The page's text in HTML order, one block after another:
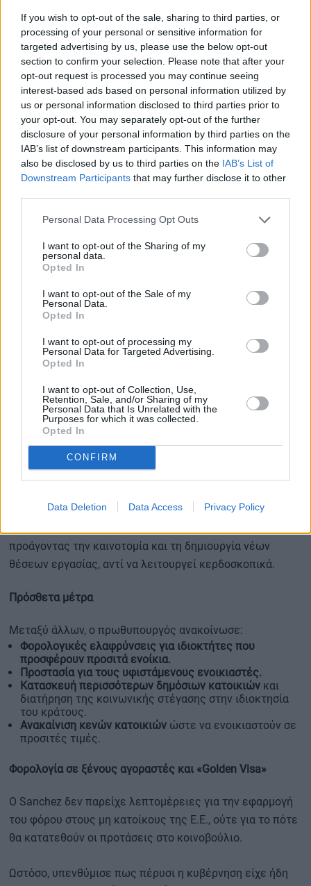
If you wish to opt-out of the sale, sharing to third parties, or
processing of your personal or sensitive information for
targeted advertising by us, please use the below opt-out
section to confirm your selection. Please note that after your
opt-out request is processed you may continue seeing
interest-based ads based on personal information utilized by
us or personal information disclosed to third parties prior to
your opt-out. You may separately opt-out of the further
disclosure of your personal information by third parties on the
IAB’s list of downstream participants. This information may
also be disclosed by us to third parties on the IAB’s List of
Downstream Participants that may further disclose it to other
Personal Data Processing Opt Outs
I want to opt-out of the Sharing of my
personal data.
Opted In
I want to opt-out of the Sale of my
Personal Data.
Opted In
I want to opt-out of processing my
Personal Data for Targeted Advertising.
Opted In
I want to opt-out of Collection, Use,
Retention, Sale, and/or Sharing of my
Personal Data that Is Unrelated with the
Purposes for which it was collected.
Opted In
CONFIRM
Data Deletion Data Access Privacy Policy
«Η Δύση αντιμετωπίζει μια κρίσιμη πρόκληση: να μην
εξελιχθεί σε μια κοινωνία διαιρεμένη σε δύο τάξεις, αυτή
των πλούσιων ιδιοκτητών και αυτή των φτωχών
ενοικιαστών,»δήλωσε, σημειώνοντας πως οι τιμές των
ακινήτων στην Ευρώπη αυξήθηκαν κατά 48% την
τελευταία δεκαετία, σχεδόν διπλάσια από την αύξηση του
εισοδήματος των νοικοκυριών.
Ο πρωθυπουργός ανακοίνωσε 12 μεταρρυθμίσεις για την
αντιμετώπιση της κρίσης, οι οποίες περιλαμβάνουν:
Φορολόγηση τουριστικών διαμερισμάτων
επιχειρήσεις.
Επιβολή φόρου 100% στην αξία κατοικιών που
αγοράζονται από μη κατοίκους της Ε.Ε.
Σύμφωνα με τον Sanchez, οι αλλαγές αυτές θα κάνουν τη
στέγαση πιο προσβάσιμη και προσιτή.
«Οι μη κάτοικοι της Ε.Ε. αγόρασαν 27.000 διαμερίσματα
στην Ισπανία το 2023. Δεν το έκαναν για να ζήσουν, αλλά
για να κερδοσκοπήσουν, κάτι που, δεδομένης της
έλλειψης, δεν μπορούμε να ανεχτούμε,»
Πρόσθεσε πως η κυβέρνηση στηρίζει τη διεθνή
προάγοντας την καινοτομία και τη δημιουργία νέων
θέσεων εργασίας, αντί να λειτουργεί κερδοσκοπικά.
Πρόσθετα μέτρα
Μεταξύ άλλων, ο πρωθυπουργός ανακοίνωσε:
Φορολογικές ελαφρύνσεις για ιδιοκτήτες που
προσφέρουν προσιτά ενοίκια.
Προστασία για τους υφιστάμενους ενοικιαστές.
Κατασκευή περισσότερων δημόσιων κατοικιών και
διατήρηση της κοινωνικής στέγασης στην ιδιοκτησία
του κράτους.
Ανακαίνιση κενών κατοικιών ώστε να ενοικιαστούν σε
προσιτές τιμές.
Φορολογία σε ξένους αγοραστές και «Golden Visa»
Ο Sanchez δεν παρείχε λεπτομέρειες για την εφαρμογή
του φόρου στους μη κατοίκους της Ε.Ε., ούτε για το πότε
θα κατατεθούν οι προτάσεις στο κοινοβούλιο.
Ωστόσο, υπενθύμισε πως πέρυσι η κυβέρνηση είχε ήδη